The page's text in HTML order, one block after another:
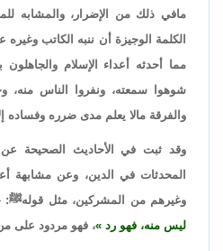
مافي ذلك من الإضرار، والمشابه
الكلمة الوجيزة أن ننبه الكاتب
مما أحدثه أعداء الإسلام
شوهوا سمعته، ونفروا الناس
والفرقة مالا يعلم مدى ضرره وفساده
وقد ثبت في الأحاديث الصحيحة
المحدثات في الدين، وعن مشابهة
وغيرهم من المشركين، مثل قولهﷺ:
ليس منه، فهو رد
، فهو مردود على